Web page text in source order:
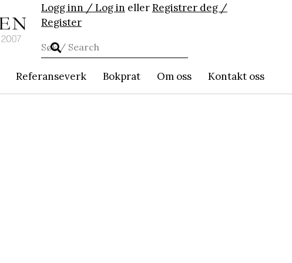
Logg inn / Log in ellerRegistrer deg /
Register
Referanseverk Bokprat Om oss Kontakt oss